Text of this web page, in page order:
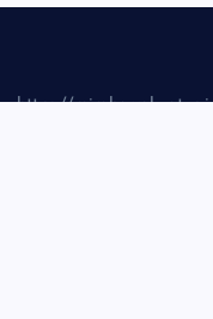
https://